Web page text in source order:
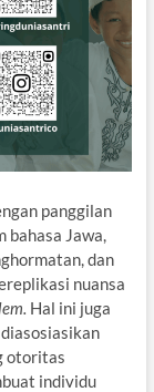
panggilan
bahasa Jawa,
dan
nuansa
Hal ini juga
otoritas
individu